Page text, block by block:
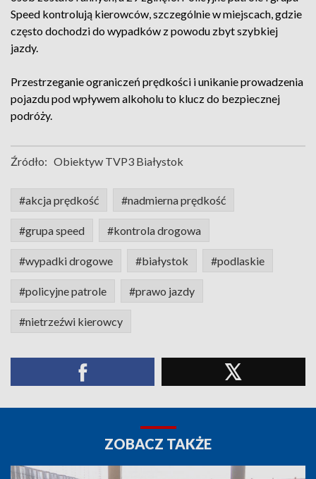
Speed kontrolują kierowców, szczególnie w miejscach, gdzie
często dochodzi do wypadków z powodu zbyt szybkiej
jazdy.
Przestrzeganie ograniczeń prędkości i unikanie prowadzenia
pojazdu pod wpływem alkoholu to klucz do bezpiecznej
podróży.
Źródło: Obiektyw TVP3 Białystok
#akcja prędkość #nadmierna prędkość
#grupa speed #kontrola drogowa
#wypadki drogowe #białystok #podlaskie
#policyjne patrole #prawo jazdy
#nietrzeźwi kierowcy
ZOBACZ TAKŻE